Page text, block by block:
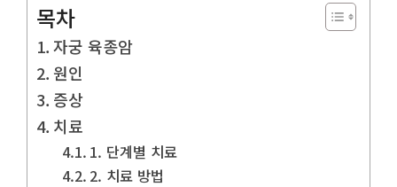
목차
자궁 육종암
원인
증상
치료
1. 단계별 치료
2. 치료 방법